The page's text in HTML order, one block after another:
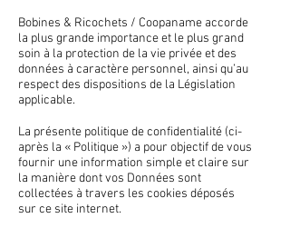
Bobines & Ricochets / Coopaname accorde
la plus grande importance et le plus grand
soin à la protection de la vie privée et des
données à caractère personnel, ainsi qu’au
respect des dispositions de la Législation
applicable.
La présente politique de confidentialité (ci-
après la « Politique ») a pour objectif de vous
fournir une information simple et claire sur
la manière dont vos Données sont
collectées à travers les cookies déposés
sur ce site internet.